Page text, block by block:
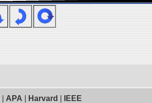
APA Harvard IEEE